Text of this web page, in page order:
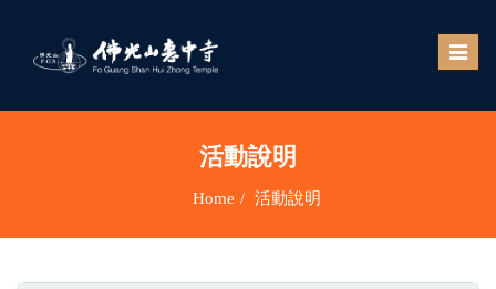
Toggle
活動說明
Home 活動說明